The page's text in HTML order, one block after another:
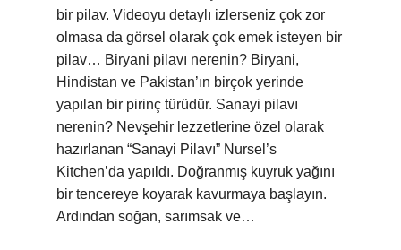
bir pilav. Videoyu detaylı izlerseniz çok zor
olmasa da görsel olarak çok emek isteyen bir
pilav… Biryani pilavı nerenin? Biryani,
Hindistan ve Pakistan’ın birçok yerinde
yapılan bir pirinç türüdür. Sanayi pilavı
nerenin? Nevşehir lezzetlerine özel olarak
hazırlanan “Sanayi Pilavı” Nursel’s
Kitchen’da yapıldı. Doğranmış kuyruk yağını
bir tencereye koyarak kavurmaya başlayın.
Ardından soğan, sarımsak ve…